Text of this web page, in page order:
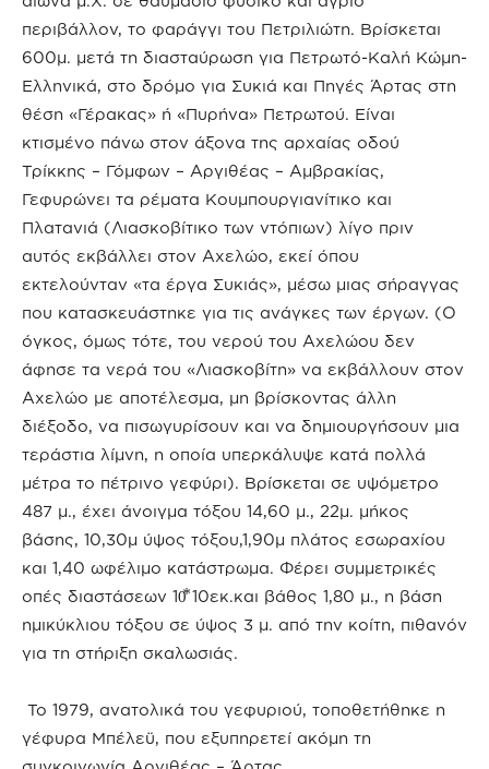
περιβάλλον, το φαράγγι του Πετριλιώτη. Βρίσκεται
600μ. μετά τη διασταύρωση για Πετρωτό-Καλή Κώμη-
Ελληνικά, στο δρόμο για Συκιά και Πηγές Άρτας στη
θέση «Γέρακας» ή «Πυρήνα» Πετρωτού. Είναι
κτισμένο πάνω στον άξονα της αρχαίας οδού
Τρίκκης – Γόμφων – Αργιθέας – Αμβρακίας,
Γεφυρώνει τα ρέματα Κουμπουργιανίτικο και
Πλατανιά (Λιασκοβίτικο των ντόπιων) λίγο πριν
αυτός εκβάλλει στον Αχελώο, εκεί όπου
εκτελούνταν «τα έργα Συκιάς», μέσω μιας σήραγγας
που κατασκευάστηκε για τις ανάγκες των έργων. (Ο
όγκος, όμως τότε, του νερού του Αχελώου δεν
άφησε τα νερά του «Λιασκοβίτη» να εκβάλλουν στον
Αχελώο με αποτέλεσμα, μη βρίσκοντας άλλη
διέξοδο, να πισωγυρίσουν και να δημιουργήσουν μια
τεράστια λίμνη, η οποία υπερκάλυψε κατά πολλά
μέτρα το πέτρινο γεφύρι). Βρίσκεται σε υψόμετρο
487 μ., έχει άνοιγμα τόξου 14,60 μ., 22μ. μήκος
βάσης, 10,30μ ύψος τόξου,1,90μ πλάτος εσωραχίου
και 1,40 ωφέλιμο κατάστρωμα. Φέρει συμμετρικές
οπές διαστάσεων 10⃰ 10εκ.και βάθος 1,80 μ., η βάση
ημικύκλιου τόξου σε ύψος 3 μ. από την κοίτη, πιθανόν
για τη στήριξη σκαλωσιάς.
Το 1979, ανατολικά του γεφυριού, τοποθετήθηκε η
γέφυρα Μπέλεϋ, που εξυπηρετεί ακόμη τη